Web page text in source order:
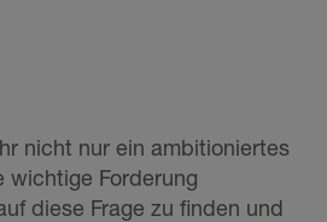
nicht nur ein ambitioniertes
wichtige Forderung
diese Frage zu finden und